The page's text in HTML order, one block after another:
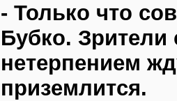
- Только что
Бубко. Зрители
нетерпением
приземлится.